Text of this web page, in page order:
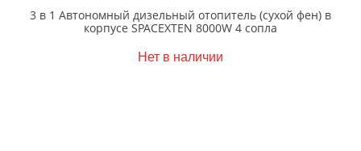
3 в 1 Автономный дизельный отопитель (cухой фен) в
корпусе SPACEXTEN 8000W 4 сопла
Нет в наличии